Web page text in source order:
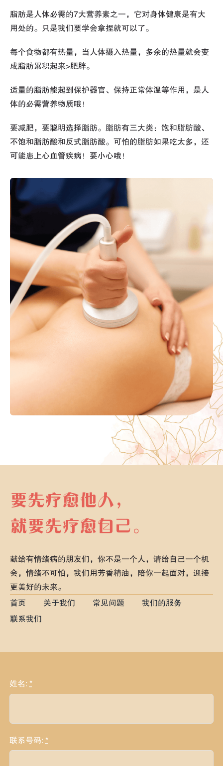
脂肪是人体必需的7大营养素之一，它对身体健康是有大
用处的。只是我们要学会拿捏就可以了。
每个食物都有热量，当人体摄入热量，多余的热量就会变
成脂肪累积起来>肥胖。
适量的脂肪能起到保护器官、保持正常体温等作用，是人
体的必需营养物质哦！
要减肥，要聪明选择脂肪。脂肪有三大类：饱和脂肪酸、
不饱和脂肪酸和反式脂肪酸。可怕的脂肪如果吃太多，还
可能患上心血管疾病！要小心哦！
要先疗愈他人，
就要先疗愈自己。
献给有情绪病的朋友们，你不是一个人，请给自己一个机
会，情绪不可怕，我们用芳香精油，陪你一起面对，迎接
更美好的未来。
首页
关于我们 常见问题
我们的服务
联系我们
姓名: *
联系号码: *